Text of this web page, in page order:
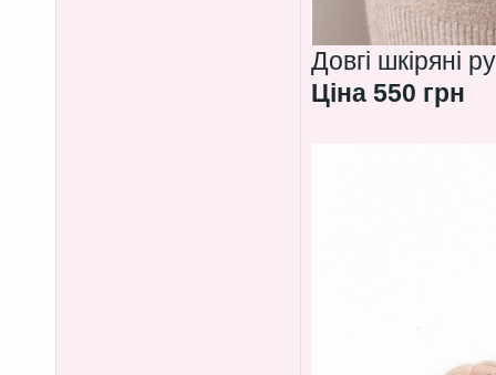
Довгі шкіряні
Ціна 550 грн